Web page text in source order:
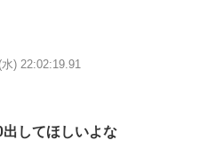
) 22:02:19.91
してほしいよな